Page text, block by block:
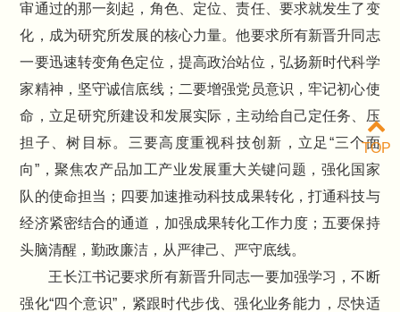
审通过的那一刻起，角色、定位、责任、要求就发生了变
化，成为研究所发展的核心力量。他要求所有新晋升同志
一要迅速转变角色定位，提高政治站位，弘扬新时代科学
家精神，坚守诚信底线；二要增强党员意识，牢记初心使
命，立足研究所建设和发展实际，主动给自己定任务、压
担子、树目标。三要高度重视科技创新，立足“三个面
向”，聚焦农产品加工产业发展重大关键问题，强化国家
队的使命担当；四要加速推动科技成果转化，打通科技与
经济紧密结合的通道，加强成果转化工作力度；五要保持
头脑清醒，勤政廉洁，从严律己、严守底线。
王长江书记要求所有新晋升同志一要加强学习，不断
强化“四个意识”，紧跟时代步伐、强化业务能力，尽快适
TOP